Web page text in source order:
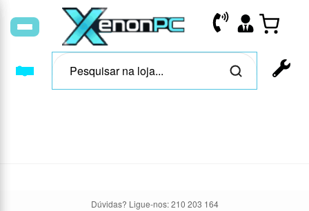
Mergulhe nos saldos da
Dúvidas? Ligue-nos:210 203 164